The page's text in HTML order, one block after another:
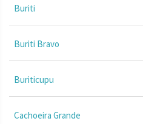
Buriti
Buriti Bravo
Buriticupu
Cachoeira Grande